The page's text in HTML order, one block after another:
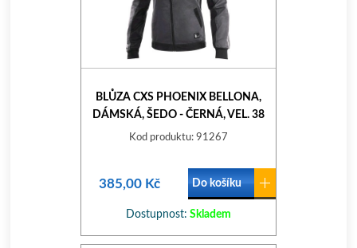
BLŮZA CXS PHOENIX BELLONA,
DÁMSKÁ, ŠEDO - ČERNÁ, VEL. 38
Kod produktu: 91267
385,00 Kč Do košíku
Dostupnost: Skladem